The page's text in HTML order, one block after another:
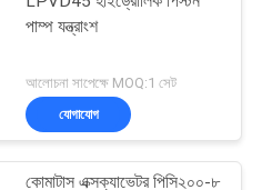
পাম্প যন্ত্রাংশ
আলোচনা সাপেক্ষে MOQ:1 সেট
যোগাযোগ
কোমাটাস এক্সক্যাভেটর পিসি২০০-৮